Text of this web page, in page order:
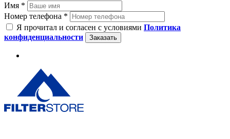
Имя *
Номер телефона *
Я прочитал и согласен с условиями Политика
конфиденциальности
Заказать